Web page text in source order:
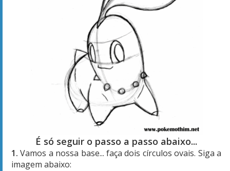
É só seguir o passo a passo abaixo...
1.Vamos a nossa base... faça dois círculos ovais. Siga a
imagem abaixo: